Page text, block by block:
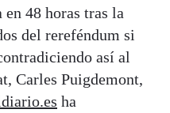
48 horas tras la
del rereféndum si
así al
Carles Puigdemont,
ha